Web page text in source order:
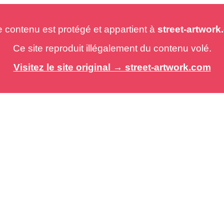
est protégé et appartient à street-
Ce site reproduit illégalement du contenu volé.
Visitez le site original → street-artwork.com